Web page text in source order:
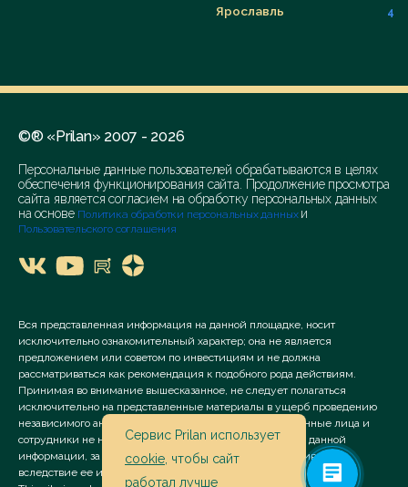
Ярославль 4
©® «Prilan» 2007 - 2026
Персональные данные пользователей обрабатываются в целях
обеспечения функционирования сайта. Продолжение просмотра
сайта является согласием на обработку персональных данных
на основе Политика обработки персональных данных и
Пользовательского соглашения
Вся представленная информация на данной площадке, носит
исключительно ознакомительный характер; она не является
предложением или советом по инвестициям и не должна
рассматриваться как рекомендация к подобного рода действиям.
Принимая во внимание вышесказанное, не следует полагаться
исключительно на представленные материалы в ущерб проведению
независимого анализа. Сервис «Prilan» его аффилированные лица и
сотрудники не несут ответственности за использование данной
информации, за прямой или косвенный ущерб, наступивший
вследствие ее использования.
Сервис Prilan использует
cookie , чтобы сайт
работал лучше